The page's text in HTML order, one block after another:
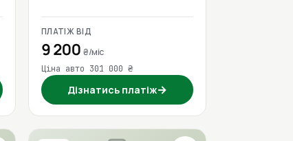
ПЛАТІЖ ВІД
9 200 ₴/міс
Ціна авто 301 000 ₴
Дізнатись платіж→